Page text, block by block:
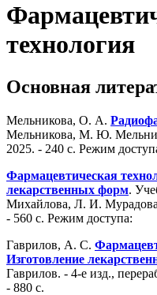
технология
Основная
Мельникова, О. А.
Мельникова, М. Ю.
2025. - 240 с. Режим
Фармацевтическая
лекарственных форм.
Михайлова, Л. И.
- 560 с. Режим доступа:
Гаврилов, А. С.
Изготовление
Гаврилов. - 4-е изд.,
- 880 с.